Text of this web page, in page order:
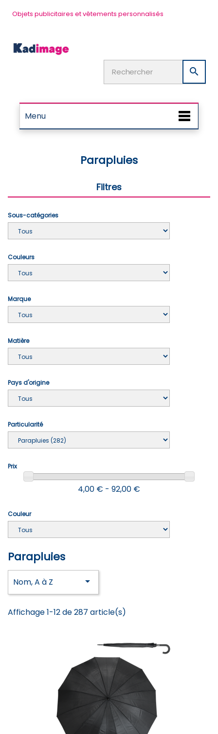
Objets publicitaires et vêtements personnalisés

Menu
Parapluies
Filtres
Sous-catégories
Couleurs
Marque
Matière
Pays d'origine
Particularité
Prix
4,00 € - 92,00 €
Couleur
Parapluies
Nom, A à Z 
Affichage 1-12 de 287 article(s)